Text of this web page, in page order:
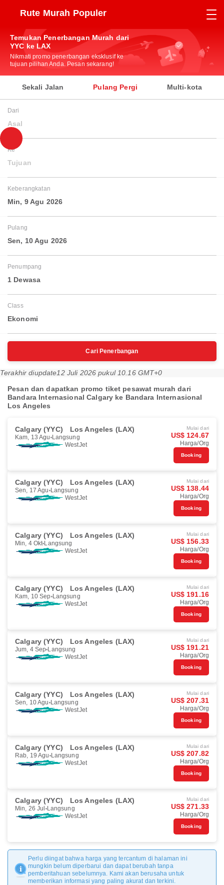
Rute Murah Populer
Temukan Penerbangan Murah dari
YYC ke LAX
Nikmati promo penerbangan eksklusif ke
tujuan pilihan Anda. Pesan sekarang!
Sekali Jalan Pulang Pergi Multi-kota
Dari
Asal
Ke
Tujuan
Keberangkatan
Min, 9 Agu 2026
Pulang
Sen, 10 Agu 2026
Penumpang
1 Dewasa
Class
Ekonomi
Cari Penerbangan
Terakhir diupdate12 Juli 2026 pukul 10.16 GMT+0
Pesan dan dapatkan promo tiket pesawat murah dari
Bandara Internasional Calgary ke Bandara Internasional
Los Angeles
Calgary (YYC) Los Angeles (LAX)
Kam, 13 Agu Langsung
WestJet
Mulai dari
US$ 124.67
Harga/Org
Booking
Calgary (YYC) Los Angeles (LAX)
Sen, 17 Agu Langsung
WestJet
Mulai dari
US$ 138.44
Harga/Org
Booking
Calgary (YYC) Los Angeles (LAX)
Min, 4 Okt Langsung
WestJet
Mulai dari
US$ 156.33
Harga/Org
Booking
Calgary (YYC) Los Angeles (LAX)
Kam, 10 Sep Langsung
WestJet
Mulai dari
US$ 191.16
Harga/Org
Booking
Calgary (YYC) Los Angeles (LAX)
Jum, 4 Sep Langsung
WestJet
Mulai dari
US$ 191.21
Harga/Org
Booking
Calgary (YYC) Los Angeles (LAX)
Sen, 10 Agu Langsung
WestJet
Mulai dari
US$ 207.31
Harga/Org
Booking
Calgary (YYC) Los Angeles (LAX)
Rab, 19 Agu Langsung
WestJet
Mulai dari
US$ 207.82
Harga/Org
Booking
Calgary (YYC) Los Angeles (LAX)
Min, 26 Jul Langsung
WestJet
Mulai dari
US$ 271.33
Harga/Org
Booking
Perlu diingat bahwa harga yang tercantum di halaman ini
mungkin belum diperbarui dan dapat berubah tanpa
pemberitahuan sebelumnya. Kami akan berusaha untuk
memberikan informasi yang paling akurat dan terkini.